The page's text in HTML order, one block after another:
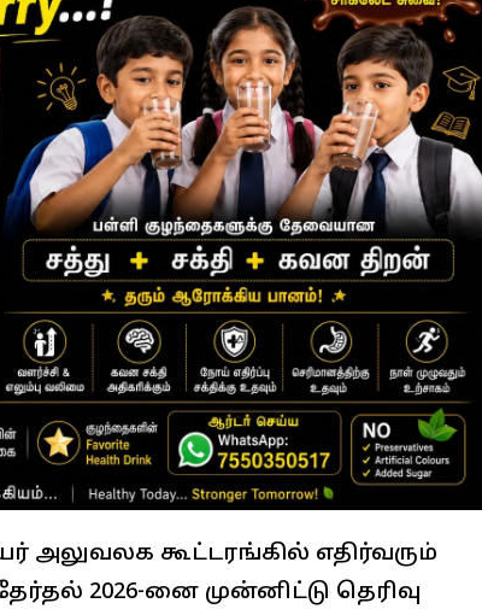
அலுவலக கூட்டரங்கில் எதிர்வரும்
2026-னை முன்னிட்டு தெரிவு